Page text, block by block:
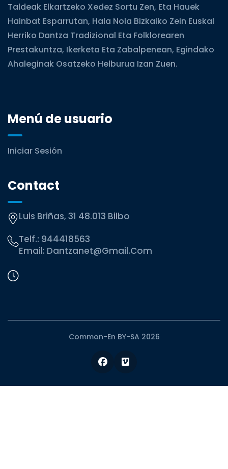
Taldeak Elkartzeko Xedez Sortu Zen, Eta Hauek
Hainbat Esparrutan, Hala Nola Bizkaiko Zein Euskal
Herriko Dantza Tradizional Eta Folklorearen
Prestakuntza, Ikerketa Eta Zabalpenean, Egindako
Ahaleginak Osatzeko Helburua Izan Zuen.
Menú de usuario
Iniciar Sesión
Contact
Luis Briñas, 31 48.013 Bilbo
Telf.: 944418563
Email: Dantzanet@gmail.com
Common-En BY-SA 2026
Facebook
Vimeo